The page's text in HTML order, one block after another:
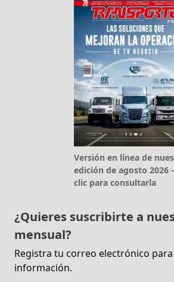
Versión en línea de
edición de agosto 2026
clic para consultarla
¿Quieres suscribirte a
mensual?
Registra tu correo electrónico
información.